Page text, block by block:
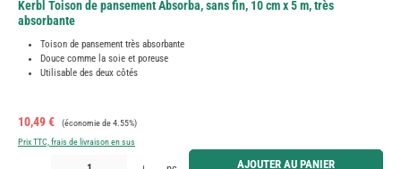
Kerbl Toison de pansement Absorba, sans fin, 10 cm x 5 m, très
absorbante
Toison de pansement très absorbante
Douce comme la soie et poreuse
Utilisable des deux côtés
Prix de vente :
10,49 € Prix régulier :
(économie de 4.55%)
Prix TTC, frais de livraison en sus
Quantité de produit : Entrez la quantité souhaitée ou utilisez les boutons pour augmenter ou
AJOUTER AU PANIER